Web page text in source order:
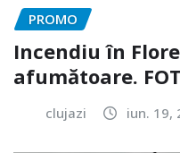
PROMO
Incendiu în
afumătoare.
clujazi iun. 19,